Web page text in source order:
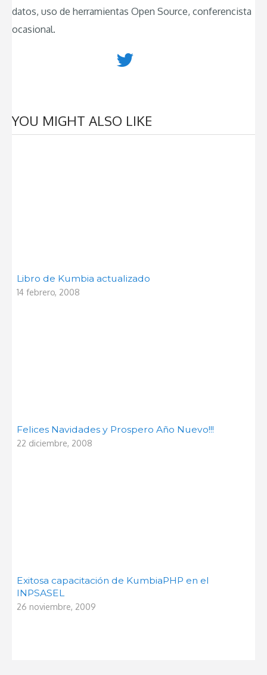
datos, uso de herramientas Open Source, conferencista
ocasional.
YOU MIGHT ALSO LIKE
Libro de Kumbia actualizado
14 febrero, 2008
Felices Navidades y Prospero Año Nuevo!!!
22 diciembre, 2008
Exitosa capacitación de KumbiaPHP en el
INPSASEL
26 noviembre, 2009